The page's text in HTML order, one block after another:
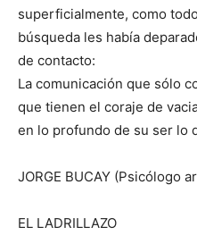
superficialmente, como
búsqueda les había
de contacto:
La comunicación que sólo
que tienen el coraje de
en lo profundo de su ser lo
JORGE BUCAY (Psicólogo
EL LADRILLAZO